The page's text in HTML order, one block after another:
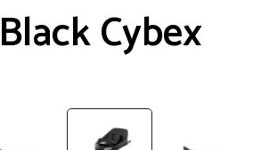
Cybex